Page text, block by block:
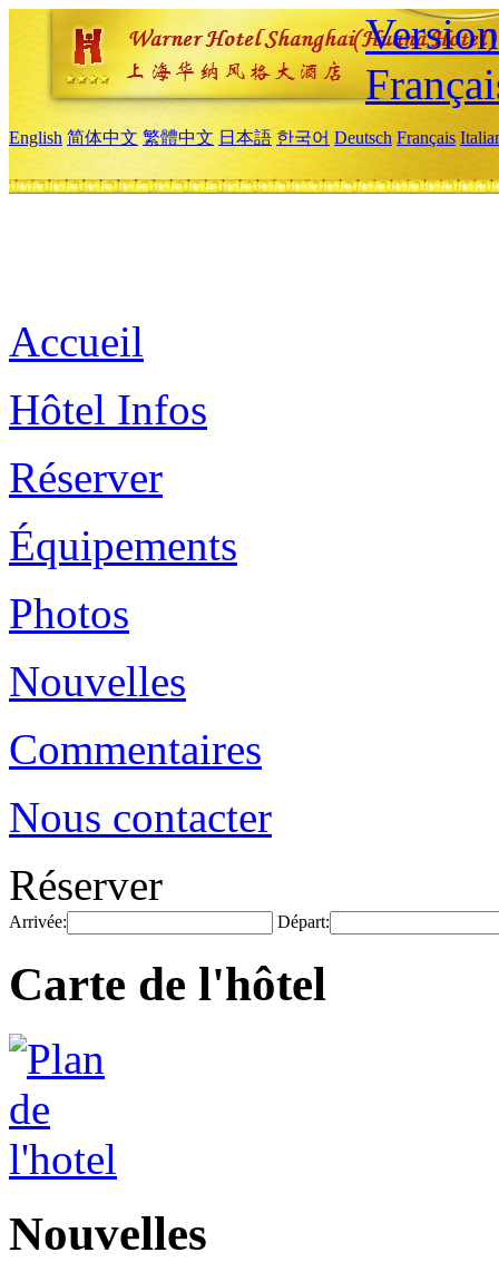
English 简体中文 繁體中文 日本語 한국어 Deutsch Français
Accueil
Hôtel Infos
Réserver
Équipements
Photos
Nouvelles
Commentaires
Nous contacter
Réserver
Arrivée: Départ:
Carte de l'hôtel
Nouvelles